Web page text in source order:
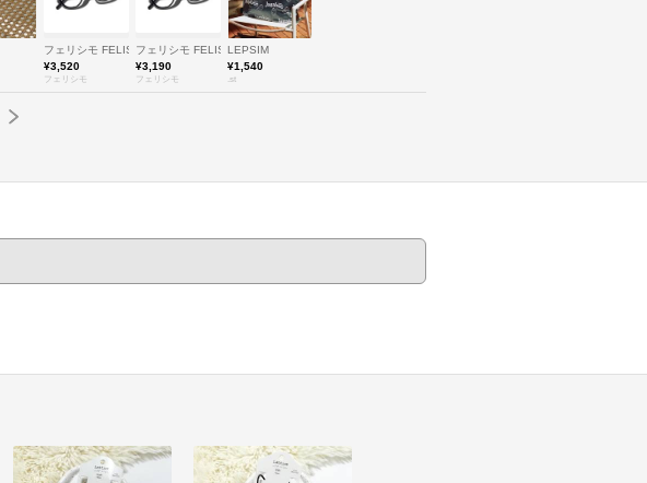
フェリシモ FELISSIMO
¥3,520
フェリシモ
フェリシモ FELISSIMO
¥3,190
フェリシモ
LEPSIM
¥1,540
.st